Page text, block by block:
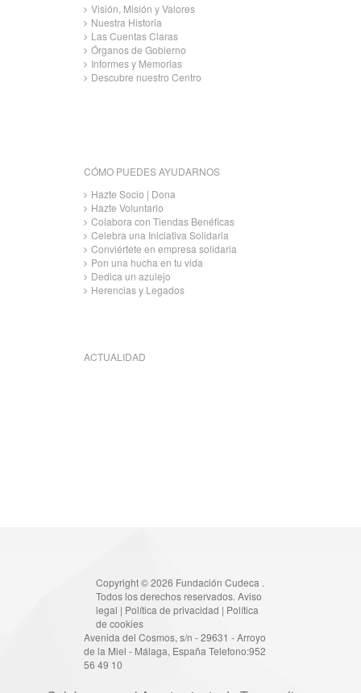
Visión, Misión y Valores
Nuestra Historia
Las Cuentas Claras
Órganos de Gobierno
Informes y Memorias
Descubre nuestro Centro
CÓMO PUEDES AYUDARNOS
Hazte Socio | Dona
Hazte Voluntario
Colabora con Tiendas Benéficas
Celebra una Iniciativa Solidaria
Conviértete en empresa solidaria
Pon una hucha en tu vida
Dedica un azulejo
Herencias y Legados
ACTUALIDAD
Copyright © 2026 Fundación Cudeca .
Todos los derechos reservados. Aviso
legal | Política de privacidad | Política
de cookies
Avenida del Cosmos, s/n - 29631 - Arroyo
de la Miel - Málaga, España Telefono:952
56 49 10